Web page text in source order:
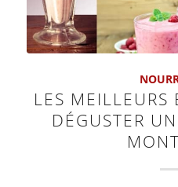
LES MEILLEURS
DÉGUSTER